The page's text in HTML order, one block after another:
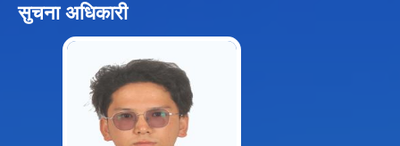
सुचना अधिकारी